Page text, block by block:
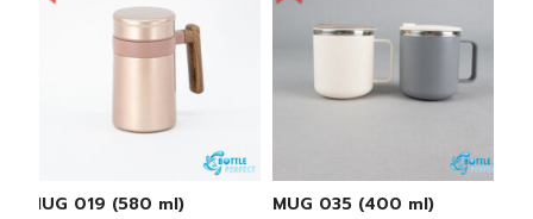
MUG 019 (580 ml) MUG 035 (400 ml)